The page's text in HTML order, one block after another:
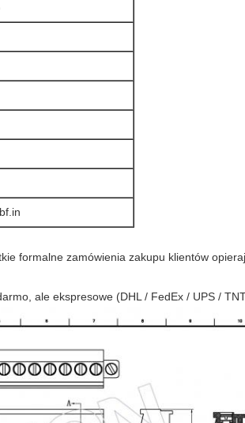
formalne zamówienia zakupu klientów
ale ekspresowe (DHL / FedEx / UPS / TNT